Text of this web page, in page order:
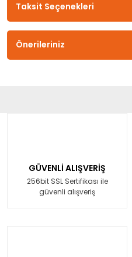
Taksit Seçenekleri
Önerileriniz
GÜVENLİ ALIŞVERİŞ
256bit SSL Sertifikası ile
güvenli alışveriş